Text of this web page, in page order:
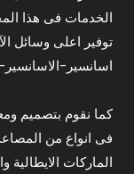
الخدمات فى هذا
توفير اعلى وسائل
اسانسير-
كما نقوم بتصميم
فى انواع من
الماركات